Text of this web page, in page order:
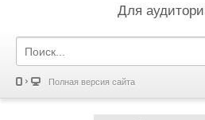
Для
Полная версия сайта